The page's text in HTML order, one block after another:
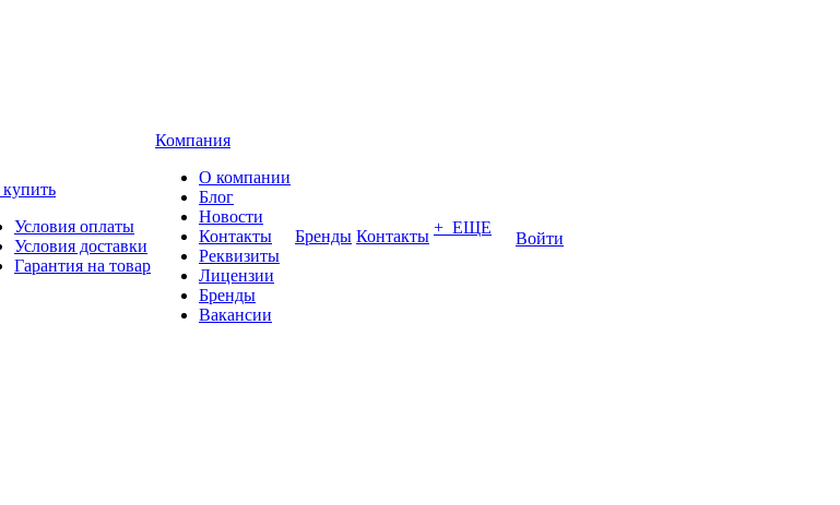
Условия оплаты
Условия доставки
Гарантия на товар
Компания
О компании
Блог
Новости
Контакты
Реквизиты
Лицензии
Бренды
Вакансии
Бренды Контакты + ЕЩЕ
Войти